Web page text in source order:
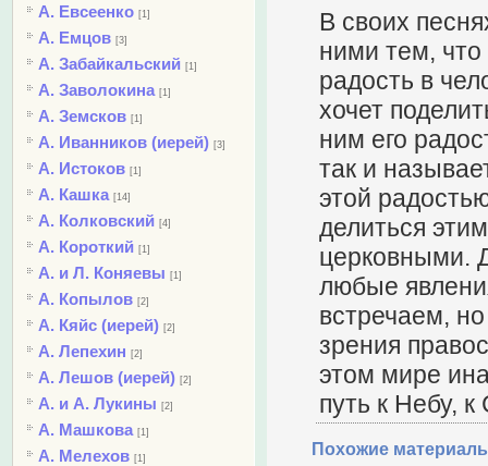
А. Евсеенко [1]
А. Емцов [3]
А. Забайкальский [1]
А. Заволокина [1]
А. Земсков [1]
А. Иванников (иерей) [3]
А. Истоков [1]
А. Кашка [14]
А. Колковский [4]
А. Короткий [1]
А. и Л. Коняевы [1]
А. Копылов [2]
А. Кяйс (иерей) [2]
А. Лепехин [2]
А. Лешов (иерей) [2]
А. и А. Лукины [2]
А. Машкова [1]
А. Мелехов [1]
В своих
ними тем, что
радость в
хочет
ним его
так и
этой
делиться
церковными.
любые
встречаем,
зрения
этом мире
путь к Небу,
Похожие